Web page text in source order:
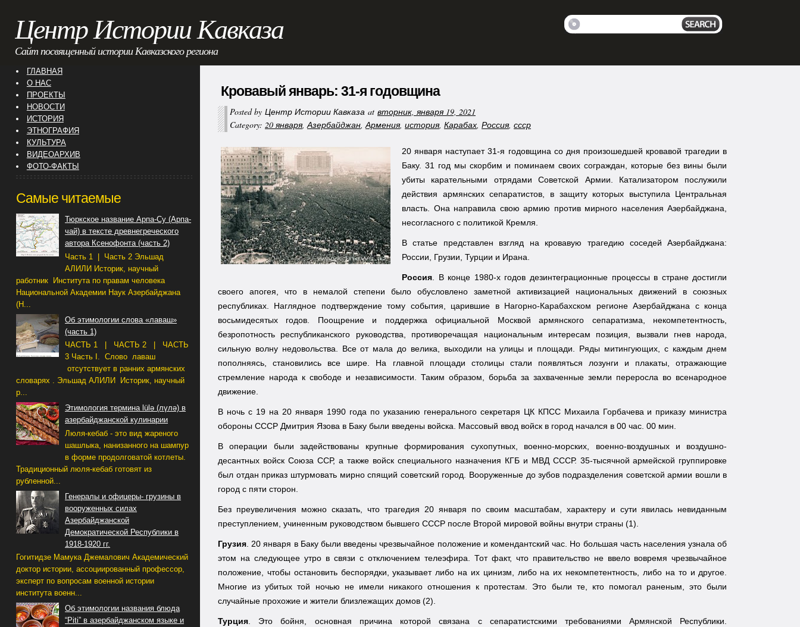
Центр Истории Кавказа
Сайт посвященный истории Кавказского региона
Кровавый январь: 31-я годовщина
Posted by Центр Истории Кавказа at вторник, января 19, 2021
Category: 20 января,Азербайджан,Армения, история, Карабах, Россия, ссср
20 января наступает 31-я годовщина со дня произошедшей кровавой трагедии в
Баку. 31 год мы скорбим и поминаем своих сограждан, которые без вины были
убиты карательными отрядами Советской Армии. Катализатором послужили
действия армянских сепаратистов, в защиту которых выступила Центральная
власть. Она направила свою армию против мирного населения Азербайджана,
несогласного с политикой Кремля.
В статье представлен взгляд на кровавую трагедию соседей Азербайджана:
России, Грузии, Турции и Ирана.
Россия . В конце 1980-х годов дезинтеграционные процессы в стране достигли
своего апогея, что в немалой степени было обусловлено заметной активизацией национальных движений в союзных
республиках. Наглядное подтверждение тому события, царившие в Нагорно-Карабахском регионе Азербайджана с конца
восьмидесятых годов. Поощрение и поддержка официальной Москвой армянского сепаратизма, некомпетентность,
безропотность республиканского руководства, противоречащая национальным интересам позиция, вызвали гнев народа,
сильную волну недовольства. Все от мала до велика, выходили на улицы и площади. Ряды митингующих, с каждым днем
пополняясь, становились все шире. На главной площади столицы стали появляться лозунги и плакаты, отражающие
стремление народа к свободе и независимости. Таким образом, борьба за захваченные земли переросла во всенародное
движение.
В ночь с 19 на 20 января 1990 года по указанию генерального секретаря ЦК КПСС Михаила Горбачева и приказу министра
обороны СССР Дмитрия Язова в Баку были введены войска. Массовый ввод войск в город начался в 00 час. 00 мин.
В операции были задействованы крупные формирования сухопутных, военно-морских, военно-воздушных и воздушно-
десантных войск Союза ССР, а также войск специального назначения КГБ и МВД СССР. 35-тысячной армейской группировке
был отдан приказ штурмовать мирно спящий советский город. Вооруженные до зубов подразделения советской армии вошли в
город с пяти сторон.
Без преувеличения можно сказать, что трагедия 20 января по своим масштабам, характеру и сути явилась невиданным
преступлением, учиненным руководством бывшего СССР после Второй мировой войны внутри страны (1).
Грузия . 20 января в Баку были введены чрезвычайное положение и комендантский час. Но большая часть населения узнала об
этом на следующее утро в связи с отключением телеэфира. Тот факт, что правительство не ввело вовремя чрезвычайное
положение, чтобы остановить беспорядки, указывает либо на их цинизм, либо на их некомпетентность, либо на то и другое.
Многие из убитых той ночью не имели никакого отношения к протестам. Это были те, кто помогал раненым, это были
случайные прохожие и жители близлежащих домов (2).
Турция . Это бойня, основная причина которой связана с сепаратистскими требованиями Армянской Республики.
ГЛАВНАЯ
О НАС
ПРОЕКТЫ
НОВОСТИ
ИСТОРИЯ
ЭТНОГРАФИЯ
КУЛЬТУРА
ВИДЕОАРХИВ
ФОТО-ФАКТЫ
Самые читаемые
Тюркское название Арпа-Су (Арпа-
чай) в тексте древнегреческого
автора Ксенофонта (часть 2)
Часть 1 | Часть 2 Эльшад
АЛИЛИ Историк, научный
работник Института по правам человека
Национальной Академии Наук Азербайджана
(Н...
Об этимологии слова «лаваш»
(часть 1)
ЧАСТЬ 1 | ЧАСТЬ 2 | ЧАСТЬ
3 Часть I. Слово лаваш
отсутствует в ранних армянских
словарях . Эльшад АЛИЛИ Историк, научный
р...
Этимология термина lülə (лүлә) в
азербайджанской кулинарии
Люля-кебаб - это вид жареного
шашлыка, нанизанного на шампур
в форме продолговатой котлеты.
Традиционный люля-кебаб готовят из
рубленной...
Генералы и офицеры- грузины в
вооруженных силах
Азербайджанской
Демократической Республики в
1918-1920 гг.
Гогитидзе Мамука Джемалович Академический
доктор истории, ассоциированный профессор,
эксперт по вопросам военной истории
института военн...
Об этимологии названия блюда
“Piti” в азербайджанском языке и